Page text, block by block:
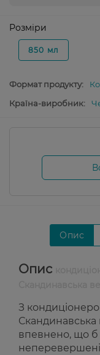
Розміри
850 мл
Формат продукту:
Країна-виробник:
Опис
Опис
З
Скандинавська
впевнено, що б